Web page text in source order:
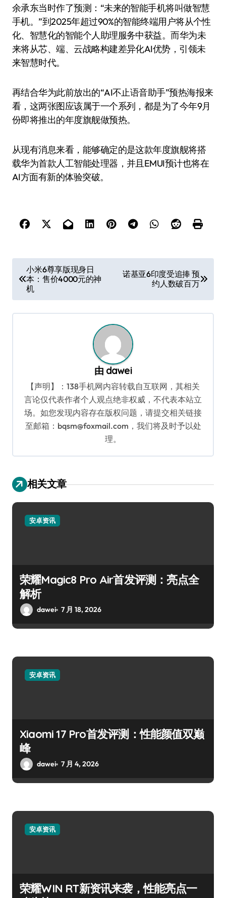
余承东当时作了预测：“未来的智能手机将叫做智慧
手机。”到2025年超过90%的智能终端用户将从个性
化、智慧化的智能个人助理服务中获益。而华为未
来将从芯、端、云战略构建差异化AI优势，引领未
来智慧时代。
再结合华为此前放出的“AI不止语音助手”预热海报来
看，这两张图应该属于一个系列，都是为了今年9月
份即将推出的年度旗舰做预热。
从现有消息来看，能够确定的是这款年度旗舰将搭
载华为首款人工智能处理器，并且EMUI预计也将在
AI方面有新的体验突破。
章
导
航
小米6尊享版现身日
本：售价4000元的神
机
诺基亚6印度受追捧 预
约人数破百万
由 dawei
【声明】：138手机网内容转载自互联网，其相关
言论仅代表作者个人观点绝非权威，不代表本站立
场。如您发现内容存在版权问题，请提交相关链接
至邮箱：bqsm@foxmail.com，我们将及时予以处
理。
相关文章
安卓资讯
荣耀Magic8 Pro Air首发评测：亮点全
解析
dawei 7 月 18, 2026
安卓资讯
Xiaomi 17 Pro首发评测：性能颜值双巅
峰
dawei 7 月 4, 2026
安卓资讯
荣耀WIN RT新资讯来袭，性能亮点一